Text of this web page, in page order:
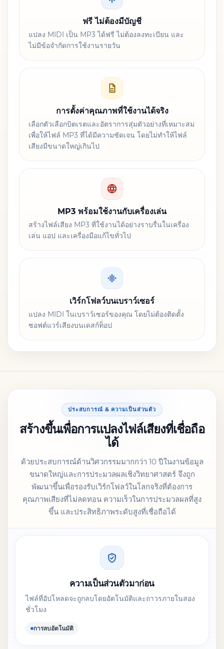
ฟรี ไม่ต้องมีบัญชี
แปลง MIDI เป็น MP3 ได้ฟรี ไม่ต้องลงทะเบียน และ
ไม่มีข้อจำกัดการใช้งานรายวัน
การตั้งค่าคุณภาพที่ใช้งานได้จริง
เลือกตัวเลือกบิตเรตและอัตราการสุ่มตัวอย่างที่เหมาะสม
เพื่อให้ไฟล์ MP3 ที่ได้มีความชัดเจน โดยไม่ทำให้ไฟล์
เสียงมีขนาดใหญ่เกินไป
MP3 พร้อมใช้งานกับเครื่องเล่น
สร้างไฟล์เสียง MP3 ที่ใช้งานได้อย่างราบรื่นในเครื่อง
เล่น แอป และเครื่องมือแก้ไขทั่วไป
เวิร์กโฟลว์บนเบราว์เซอร์
แปลง MIDI ในเบราว์เซอร์ของคุณ โดยไม่ต้องติดตั้ง
ซอฟต์แวร์เสียงบนเดสก์ท็อป
ประสบการณ์ & ความเป็นส่วนตัว
สร้างขึ้นเพื่อการแปลงไฟล์เสียงที่เชื่อถือ
ได้
ด้วยประสบการณ์ด้านวิศวกรรมมากกว่า 10 ปีในงานข้อมูล
ขนาดใหญ่และการประมวลผลเชิงวิทยาศาสตร์ จึงถูก
พัฒนาขึ้นเพื่อรองรับเวิร์กโฟลว์ในโลกจริงที่ต้องการ
คุณภาพเสียงที่ไม่ลดทอน ความเร็วในการประมวลผลที่สูง
ขึ้น และประสิทธิภาพระดับสูงที่เชื่อถือได้
ความเป็นส่วนตัวมาก่อน
ไฟล์ที่อัปโหลดจะถูกลบโดยอัตโนมัติและถาวรภายในสอง
ชั่วโมง
การลบอัตโนมัติ